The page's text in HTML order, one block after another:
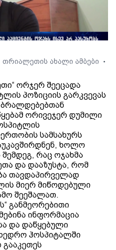
თრიალეთის ახალი ამბები •
ორჯერ შეეცადა
პოზიციის გარკვევას
ბრალდებებთან
ორივეჯერ დუმილი
სამსახურს
ხოლო
რაც ოჯახმა
და დააზუსტა, რომ
თავდაპირველად
მიერ მიწოდებული
შეეშალათ.
განმეორებითი
ინფორმაცია
და დაწყებული
ჰოსპიტალში